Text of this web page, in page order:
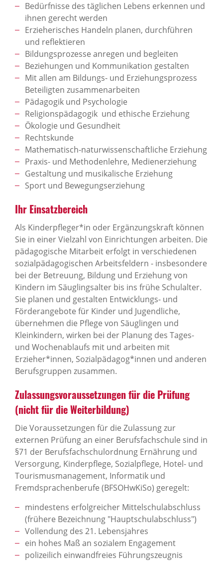
Bedürfnisse des täglichen Lebens erkennen und
ihnen gerecht werden
Erzieherisches Handeln planen, durchführen
und reflektieren
Bildungsprozesse anregen und begleiten
Beziehungen und Kommunikation gestalten
Mit allen am Bildungs- und Erziehungsprozess
Beteiligten zusammenarbeiten
Pädagogik und Psychologie
Religionspädagogik und ethische Erziehung
Ökologie und Gesundheit
Rechtskunde
Mathematisch-naturwissenschaftliche Erziehung
Praxis- und Methodenlehre, Medienerziehung
Gestaltung und musikalische Erziehung
Sport und Bewegungserziehung
Ihr Einsatzbereich
Als Kinderpfleger*in oder Ergänzungskraft können
Sie in einer Vielzahl von Einrichtungen arbeiten. Die
pädagogische Mitarbeit erfolgt in verschiedenen
sozialpädagogischen Arbeitsfeldern - insbesondere
bei der Betreuung, Bildung und Erziehung von
Kindern im Säuglingsalter bis ins frühe Schulalter.
Sie planen und gestalten Entwicklungs- und
Förderangebote für Kinder und Jugendliche,
übernehmen die Pflege von Säuglingen und
Kleinkindern, wirken bei der Planung des Tages-
und Wochenablaufs mit und arbeiten mit
Erzieher*innen, Sozialpädagog*innen und anderen
Berufsgruppen zusammen.
Zulassungsvoraussetzungen für die Prüfung
(nicht für die Weiterbildung)
Die Voraussetzungen für die Zulassung zur
externen Prüfung an einer Berufsfachschule sind in
§71 der Berufsfachschulordnung Ernährung und
Versorgung, Kinderpflege, Sozialpflege, Hotel- und
Tourismusmanagement, Informatik und
Fremdsprachenberufe (BFSOHwKiSo) geregelt:
mindestens erfolgreicher Mittelschulabschluss
(frühere Bezeichnung "Hauptschulabschluss")
Vollendung des 21. Lebensjahres
ein hohes Maß an sozialem Engagement
polizeilich einwandfreies Führungszeugnis